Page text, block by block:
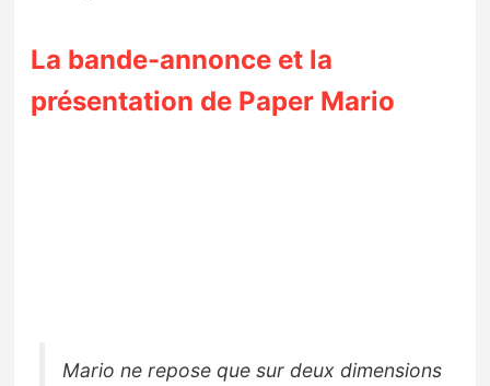
La bande-annonce et la
présentation de Paper Mario
Mario ne repose que sur deux dimensions